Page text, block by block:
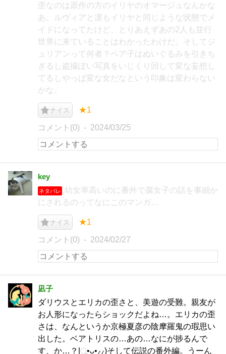
歪なのは原作の方のイリヤのオマージュなんかな
あ。ルヴィアと凛もイリヤと同じような状態でメ
イドになってたけど、とりあえずあの2人も並行
世界に来ていることはわかったわけだ。そしてジ
ュリアンって何者？ベア子はぬいぐるみを引きち
ぎるし盗撮ぽい写真をいじくり回して変な妄想し
てるしやっぱ変な女だなという印象は変わらない
かな。
ナイス ★1
コメント(0) 2024/03/25
key
ネタバレ
幼女率高いのに番外で腐女子の話を事細か
にされるのってなにこのマンガ…
ナイス ★1
コメント(0) 2024/02/27
凪子
ダリウスとエリカの歪さと、美遊の受難。親友が
お人形になったらショックだよね…。エリカの歪
さは、なんというか京極夏彦の陰摩羅鬼の瑕思い
出した。ベアトリスの…あの…なにが捗るんで
す、か…？|ૂ•ᴗ•⸝⸝)そして伝説の番外編。うーん